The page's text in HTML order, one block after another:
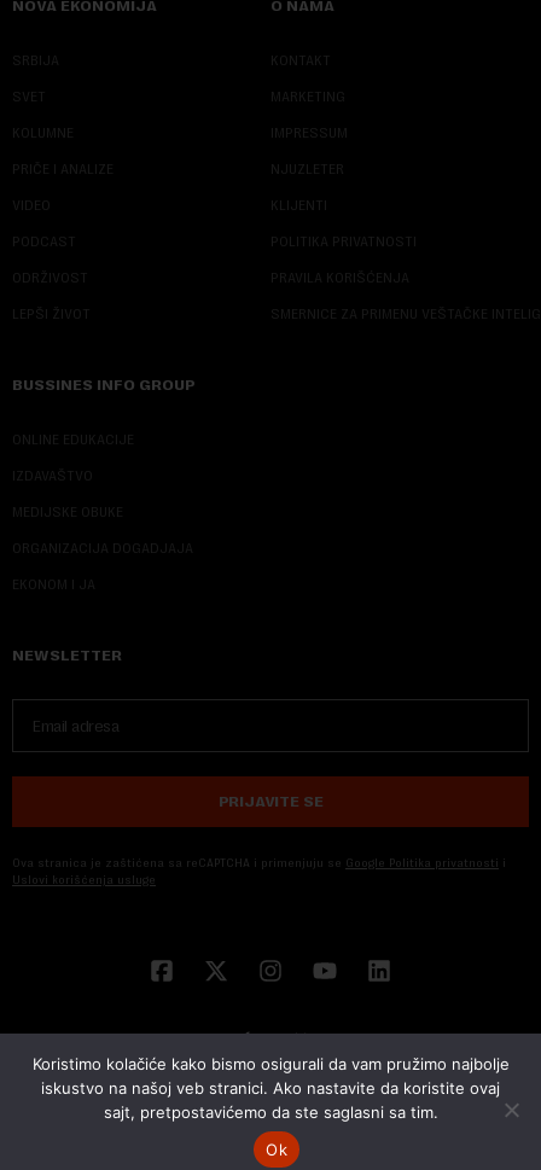
NOVA EKONOMIJA
SRBIJA
SVET
KOLUMNE
PRIČE I ANALIZE
VIDEO
PODCAST
ODRŽIVOST
LEPŠI ŽIVOT
O NAMA
KONTAKT
MARKETING
IMPRESSUM
NJUZLETER
KLIJENTI
POLITIKA PRIVATNOSTI
PRAVILA KORIŠĆENJA
SMERNICE ZA PRIMENU VEŠTAČKE
BUSSINES INFO GROUP
ONLINE EDUKACIJE
IZDAVAŠTVO
MEDIJSKE OBUKE
ORGANIZACIJA DOGADJAJA
EKONOM I JA
NEWSLETTER
PRIJAVITE SE
Ova stranica je zaštićena sa reCAPTCHA i primenjuju se Google Politika privatnosti i
Uslovi korišćenja usluge
© 2026 NOVA EKONOMIJA | SVA PRAVA ZADŽANA | DEVELOPED BY
Koristimo kolačiće kako bismo osigurali da vam pružimo najbolje
iskustvo na našoj veb stranici. Ako nastavite da koristite ovaj
sajt, pretpostavićemo da ste saglasni sa tim.
Ok